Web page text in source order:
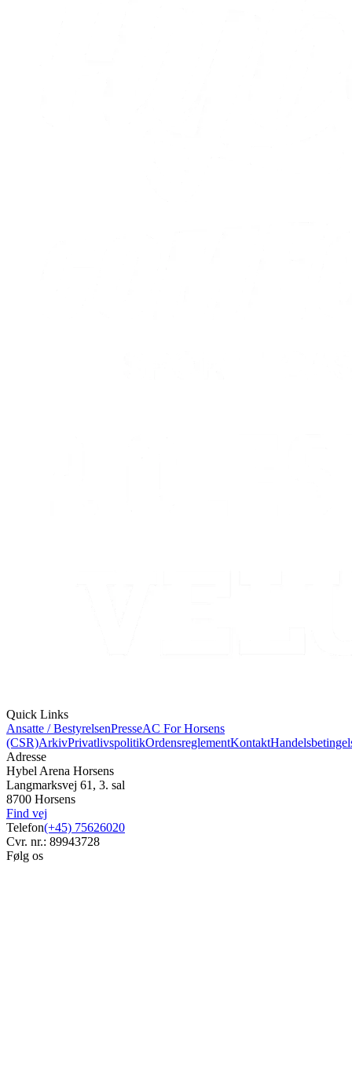
Quick Links
Ansatte / BestyrelsenPresseAC For Horsens
(CSR)ArkivPrivatlivspolitikOrdensreglementKontakt
Adresse
Hybel Arena Horsens
Langmarksvej 61, 3. sal
8700 Horsens
Find vej
Telefon(+45) 75626020
Cvr. nr.: 89943728
Følg os